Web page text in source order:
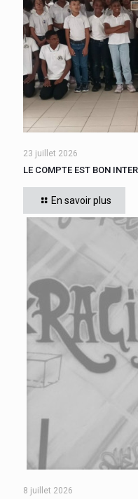
Devenir champion de
5ème, tel était le but des
CESAIRE de Fort de[…]
23 juillet 2026
LE COMPTE EST BON
En savoir plus
8 juillet 2026